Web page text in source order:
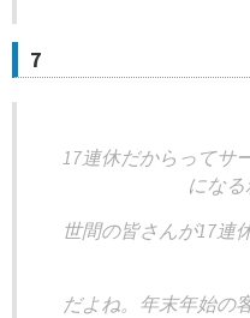
7
17連休だからってサ
にな
世間の皆さんが17連
だよね。年末年始の